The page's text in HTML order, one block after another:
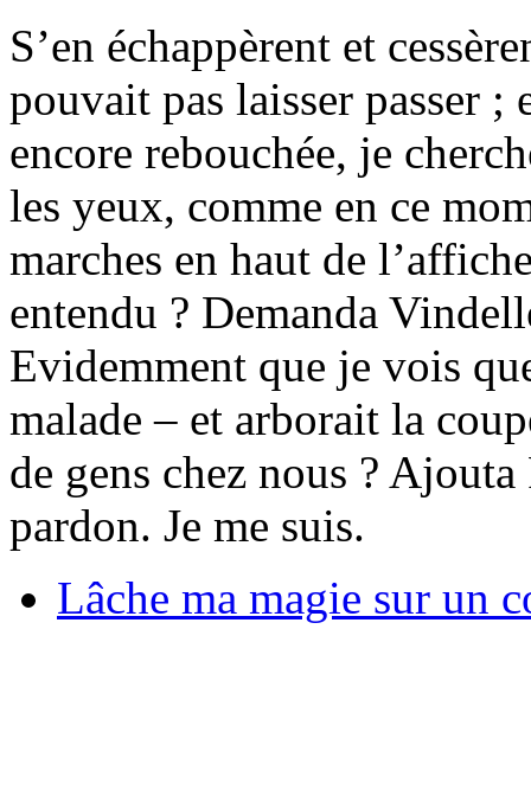
S’en échappèrent et
pouvait pas laisser passer ;
encore rebouchée, je
les yeux, comme en ce
marches en haut de
entendu ? Demanda
Evidemment que je vois
malade – et arborait la
de gens chez nous ?
pardon. Je me suis.
Lâche ma magie sur un